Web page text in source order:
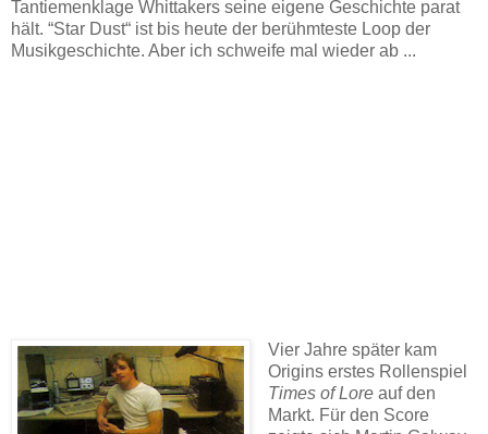
Tantiemenklage Whittakers seine eigene Geschichte parat
hält. “Star Dust“ ist bis heute der berühmteste Loop der
Musikgeschichte. Aber ich schweife mal wieder ab ...
Vier Jahre später kam
Origins erstes Rollenspiel
Times of Loreauf den
Markt. Für den Score